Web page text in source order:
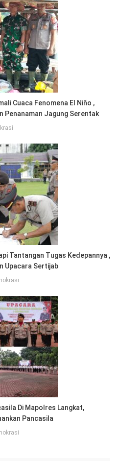
Cuaca Fenomena El Niño ,
Penanaman Jagung Serentak
Tantangan Tugas Kedepannya ,
Upacara Sertijab
Di Mapolres Langkat,
Pancasila